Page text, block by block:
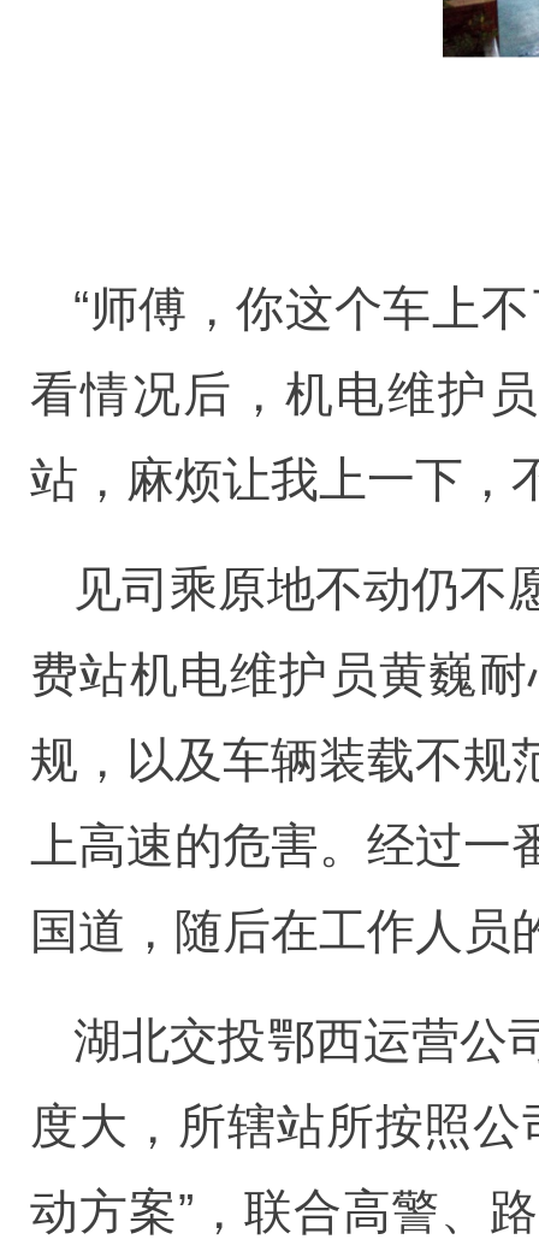
“师傅，你这个车上
看情况后，机电维护
站，麻烦让我上一下，
见司乘原地不动仍不
费站机电维护员黄巍
规，以及车辆装载不规
上高速的危害。经过
国道，随后在工作人员
湖北交投鄂西运营公
度大，所辖站所按照
动方案”，联合高警、